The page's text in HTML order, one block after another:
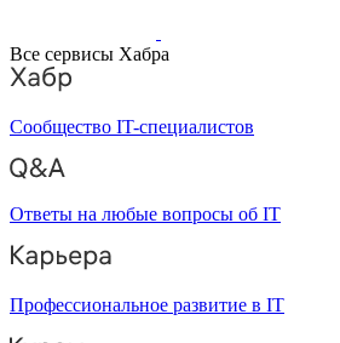
Все сервисы Хабра
Сообщество IT-специалистов
Ответы на любые вопросы об IT
Профессиональное развитие в IT